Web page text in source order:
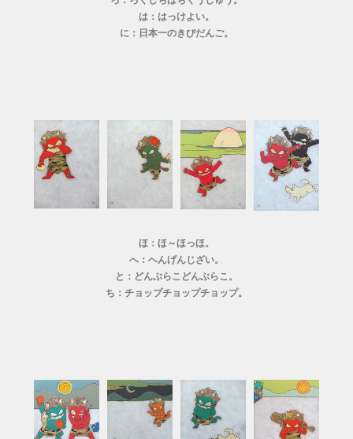
は：はっけよい。
に：日本一のきびだんご。
ほ：ほ～ほっほ。
へ：へんげんじざい。
と：どんぶらこどんぶらこ。
ち：チョップチョップチョップ。